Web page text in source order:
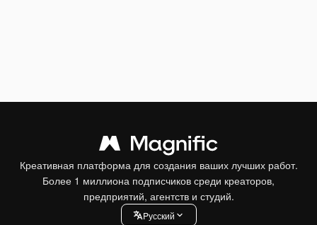
Креативная платформа для создания ваших лучших работ.
Более 1 миллиона подписчиков среди креаторов,
предприятий, агентств и студий.
Pусский